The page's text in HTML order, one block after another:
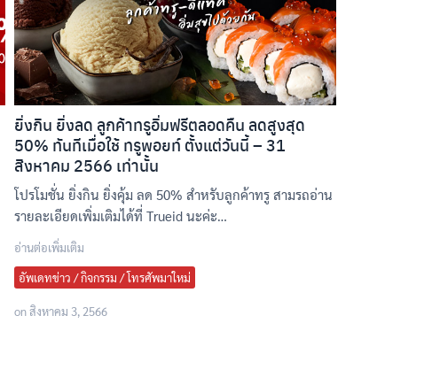
ยิ่งกิน ยิ่งลด ลูกค้าทรูอิ่มฟรีตลอดคืน ลดสูงสุด
50% ทันทีเมื่อใช้ ทรูพอยท์ ตั้งแต่วันนี้ – 31
สิงหาคม 2566 เท่านั้น
อัพเดทข่าว / กิจกรรม / โทรศัพมาใหม่
โปรโมชั่น ยิ่งกิน ยิ่งคุ้ม ลด 50% สำหรับลูกค้าทรู สามรถอ่าน
รายละเอียดเพิ่มเติมได้ที่ Trueid นะค่ะ…
อ่านต่อเพิ่มเติม
onสิงหาคม 3, 2566